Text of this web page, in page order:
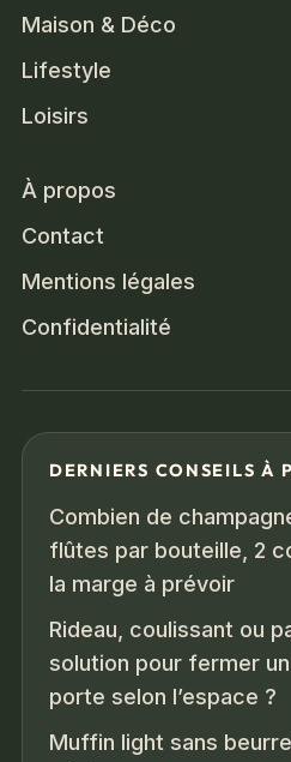
Maison & Déco
Lifestyle
Loisirs
À propos
Contact
Mentions légales
Confidentialité
DERNIERS CONSEILS À
Combien de
flûtes par bouteille, 2
la marge à prévoir
Rideau, coulissant ou
solution pour fermer
porte selon l’espace ?
Muffin light sans